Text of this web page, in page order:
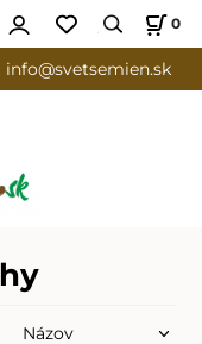
0
info@svetsemien.sk